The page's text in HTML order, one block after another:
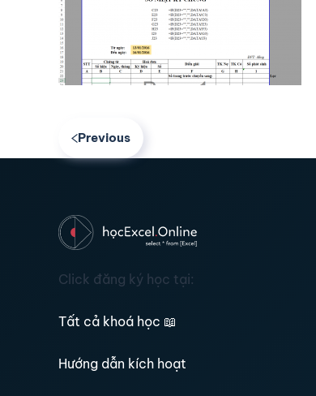
Previous
Click đăng ký học tại:
Tất cả khoá học 📖
Hướng dẫn kích hoạt